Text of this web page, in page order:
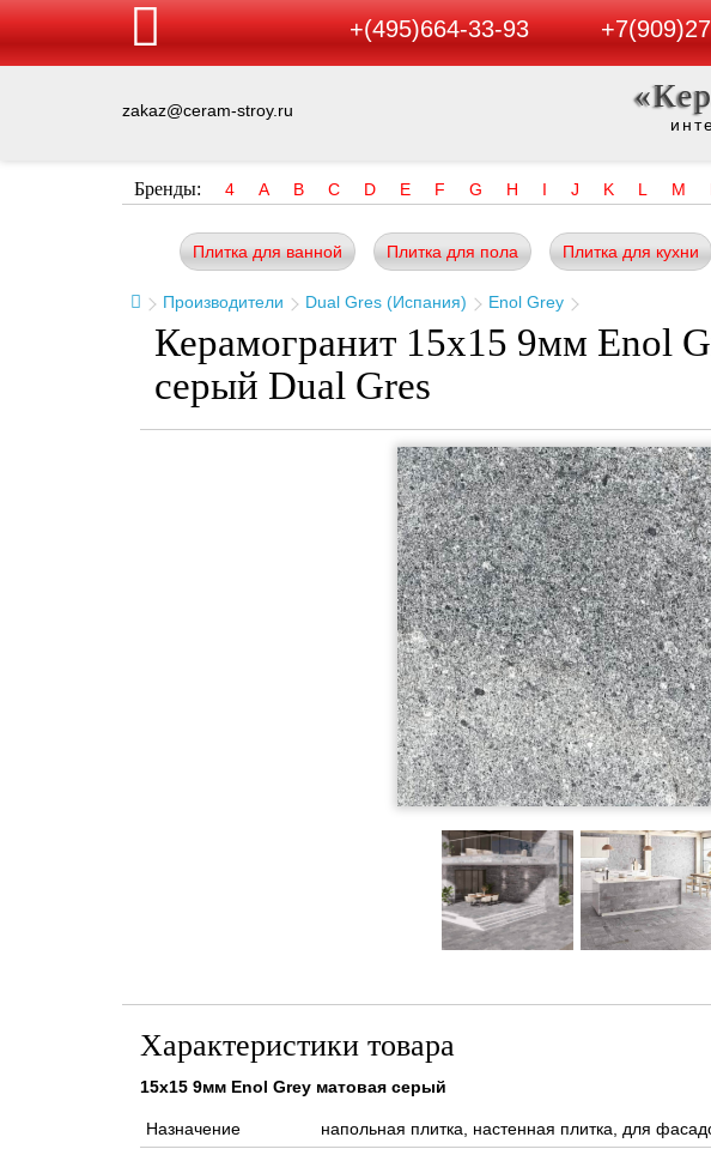
+(495)664-33-93
zakaz@ceram-stroy.ru
Бренды: 4 A B C D E F G H I J K L M
Плитка для ванной Плитка для пола Плитка для кухни
Производители Dual Gres (Испания) Enol Grey
Керамогранит 15x15 9мм Enol
серый Dual Gres
Характеристики товара
15x15 9мм Enol Grey матовая серый
Назначение напольная плитка, настенная плитка, для